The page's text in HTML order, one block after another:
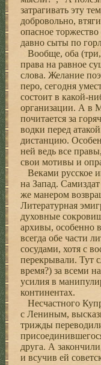
затрагивать эту
добровольно,
опасное
давно сыты по
Вообще, оба
права на равное
слова. Желание
перо, сегодня
состоит в какой-
организации. А в
почитается за
водки перед
дистанцию.
ней ведь все
свои мотивы и
Веками русское
на Запад.
же манером
Литературная
духовные
архивы, особенно
всегда обе части
сосудами, хотя с
перекрывали. Тут
время?) за всеми
усилия в
континентах.
Несчастного
с Лениным,
трижды
друга. А
и всучив ей